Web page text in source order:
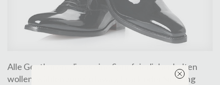
Alle Gentlemen, die es eine Spur feierlicher halten
wollen, wählen zum Cutaway, Frack oder Smoking